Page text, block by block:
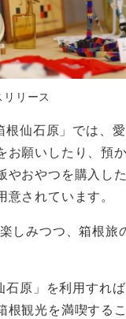
リース
根仙石原」では、
お願いしたり、預
やおやつを購入し
されています。
しみつつ、箱根旅
石原」を利用すれ
根観光を満喫する